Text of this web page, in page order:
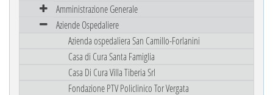
Amministrazione Generale
Aziende Ospedaliere
Azienda ospedaliera San Camillo-Forlanini
Casa di Cura Santa Famiglia
Casa Di Cura Villa Tiberia Srl
Fondazione PTV Policlinico Tor Vergata